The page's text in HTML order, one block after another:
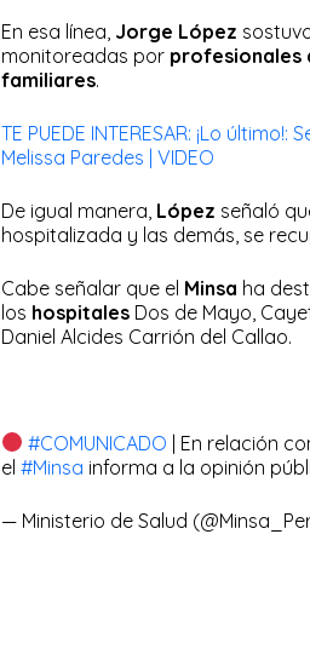
En esa línea, Jorge López
monitoreadas por profesionales
familiares.
TE PUEDE INTERESAR: ¡Lo
Melissa Paredes | VIDEO
De igual manera, López señaló
hospitalizada y las demás, se
Cabe señalar que el Minsa ha
los hospitales Dos de Mayo,
Daniel Alcides Carrión del Callao.
#COMUNICADO | En relación
el #Minsa informa a la opinión
— Ministerio de Salud